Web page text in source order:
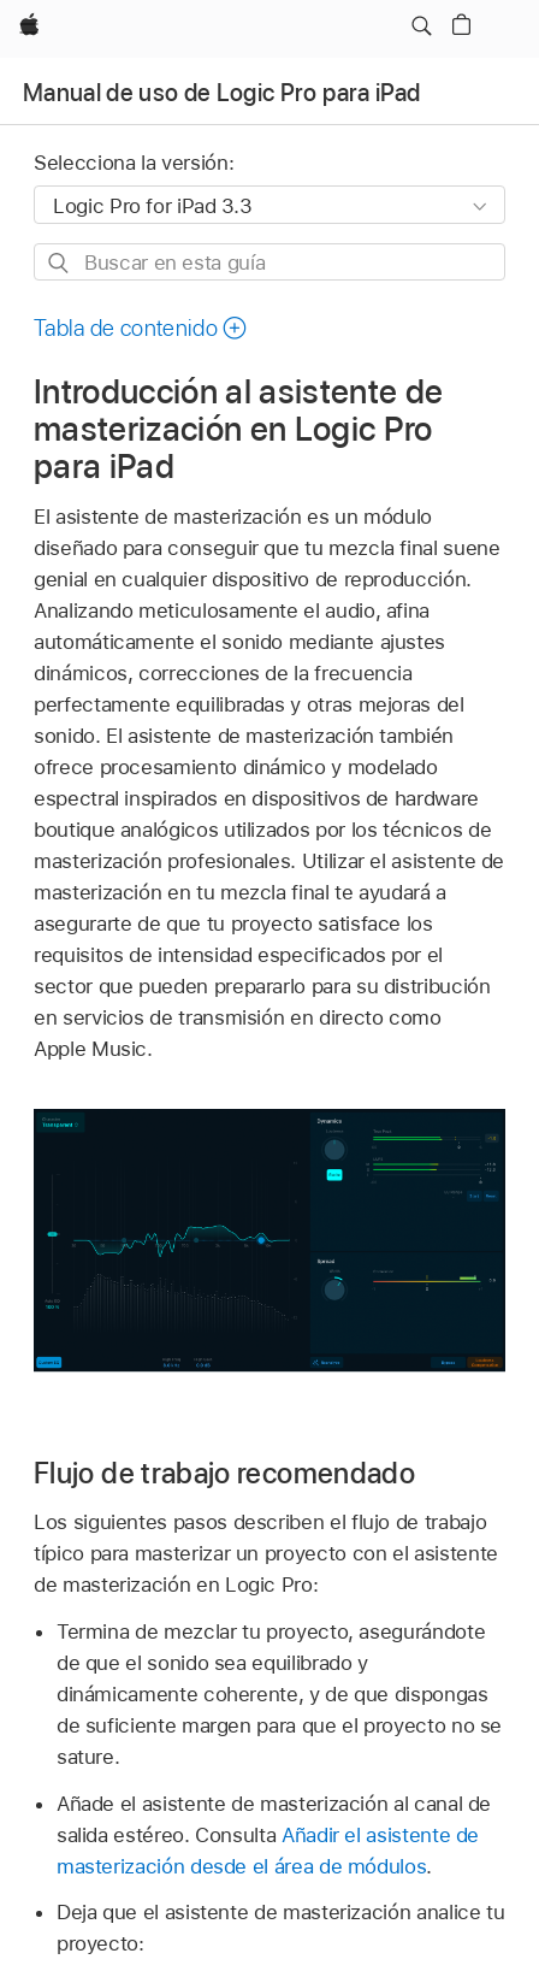
Apple
Manual de uso de Logic Pro para iPad
Selecciona la versión:
Buscar
esta
Tabla de contenido
Introducción al asistente de
masterización en Logic Pro
para iPad
El asistente de masterización es un módulo
diseñado para conseguir que tu mezcla final suene
genial en cualquier dispositivo de reproducción.
Analizando meticulosamente el audio, afina
automáticamente el sonido mediante ajustes
dinámicos, correcciones de la frecuencia
perfectamente equilibradas y otras mejoras del
sonido. El asistente de masterización también
ofrece procesamiento dinámico y modelado
espectral inspirados en dispositivos de hardware
boutique analógicos utilizados por los técnicos de
masterización profesionales. Utilizar el asistente de
masterización en tu mezcla final te ayudará a
asegurarte de que tu proyecto satisface los
requisitos de intensidad especificados por el
sector que pueden prepararlo para su distribución
en servicios de transmisión en directo como
Apple Music.
Flujo de trabajo recomendado
Los siguientes pasos describen el flujo de trabajo
típico para masterizar un proyecto con el asistente
de masterización en Logic Pro:
Termina de mezclar tu proyecto, asegurándote
de que el sonido sea equilibrado y
dinámicamente coherente, y de que dispongas
de suficiente margen para que el proyecto no se
sature.
Añade el asistente de masterización al canal de
salida estéreo. Consulta Añadir el asistente de
masterización desde el área de módulos.
Deja que el asistente de masterización analice tu
proyecto: